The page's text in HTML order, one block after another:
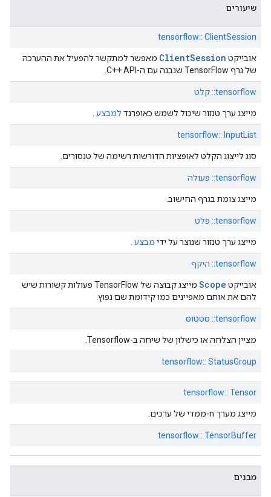
שיעורים
tensorflow:: ClientSession
אובייקט ClientSession מאפשר למתקשר להפעיל את ההערכה
של גרף TensorFlow שנבנה עם ה-C++ API.
tensorflow:: קלט
מייצג ערך טנזור שיכול לשמש כאופרנד למבצע
tensorflow:: InputList
סוג לייצוג הקלט לאופציות הדורשות רשימה של טנסורים.
tensorflow:: פעולה
מייצג צומת בגרף החישוב.
tensorflow:: פלט
מייצג ערך טנזור שנוצר על ידי מבצע
tensorflow:: היקף
אובייקט Scope
מייצג קבוצה של TensorFlow פעולות קשורות שיש
להם את אותם מאפיינים כמו קידומת שם נפוץ.
tensorflow:: סטטוס
מציין הצלחה או כישלון של שיחה ב-Tensorflow.
tensorflow:: StatusGroup
tensorflow:: Tensor
מייצג מערך n-ממדי של ערכים.
tensorflow:: TensorBuffer
מבנים